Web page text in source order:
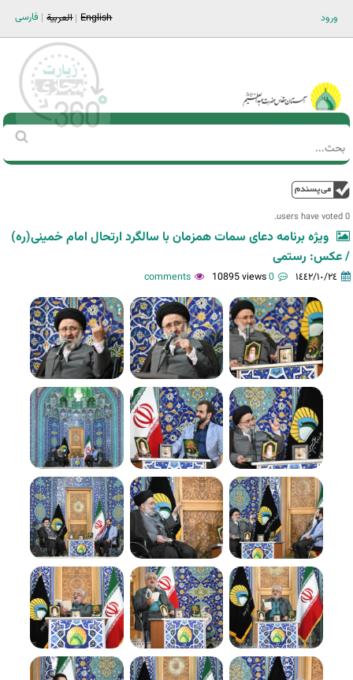
ورود فارسی العربية English
Main men-AR
استمارة
‏
0 users have voted.
ویژه برنامه دعای سمات همزمان با سالگرد ارتحال امام خمینی(ره)
/ عکس: رستمی
١٤٤٢/١٠/٢٤ 0 comments
10895 views